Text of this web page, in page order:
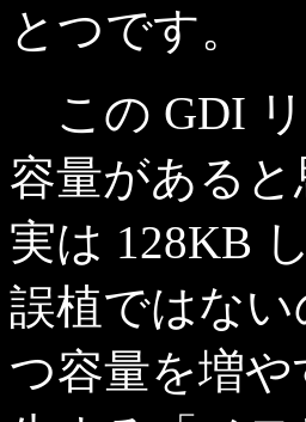
とつです。
この GDI リ
容量がある
実は 128KB
誤植ではな
つ容量を増